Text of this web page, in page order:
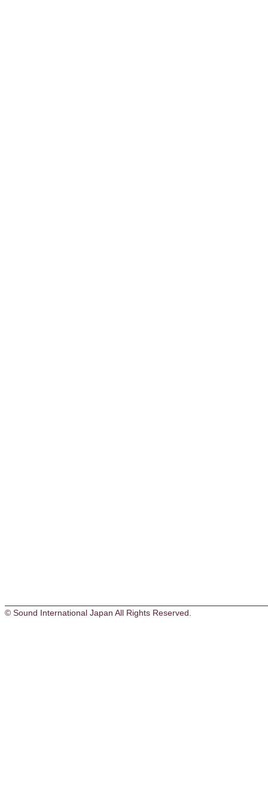
© Sound International Japan All Rights Reserved.